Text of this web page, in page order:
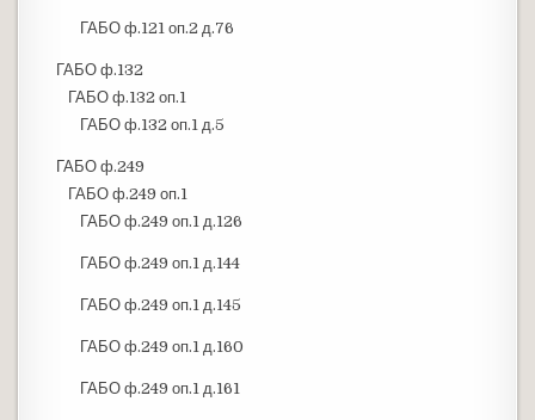
ГАБО ф.121 оп.2 д.76
ГАБО ф.132
ГАБО ф.132 оп.1
ГАБО ф.132 оп.1 д.5
ГАБО ф.249
ГАБО ф.249 оп.1
ГАБО ф.249 оп.1 д.126
ГАБО ф.249 оп.1 д.144
ГАБО ф.249 оп.1 д.145
ГАБО ф.249 оп.1 д.160
ГАБО ф.249 оп.1 д.161